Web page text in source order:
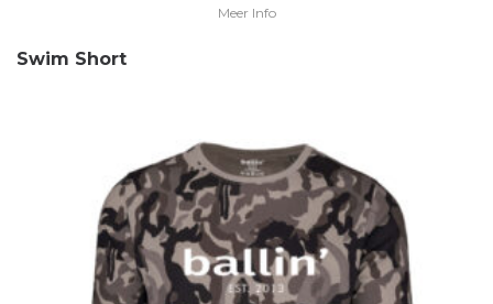
Meer Info
Swim Short